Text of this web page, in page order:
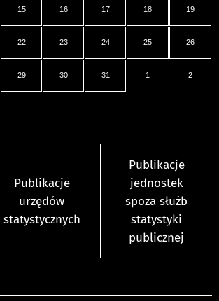
15 16 17 18 19
22 23 24 25 26
29 30 31 1 2
Publikacje
urzędów
statystycznych
Publikacje
jednostek
spoza służb
statystyki
publicznej